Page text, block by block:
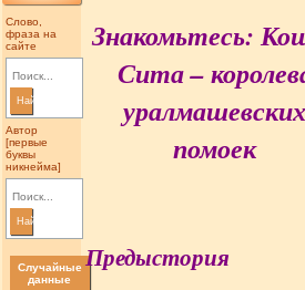
Слово,
фраза на
сайте
Найти
Автор
[первые
буквы
никнейма]
Найти
Случайные
данные
Знакомьтесь:
Сита –
уралмашевских
помоек
Предыстория